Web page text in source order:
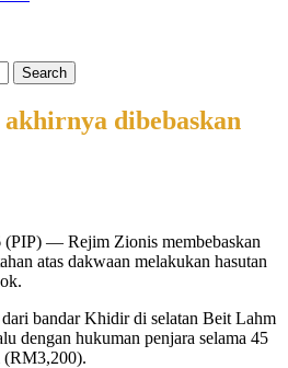
Search
dibebaskan
— Rejim Zionis membebaskan
atas dakwaan melakukan hasutan
bandar Khidir di selatan Beit Lahm
dengan hukuman penjara selama 45
(RM3,200).